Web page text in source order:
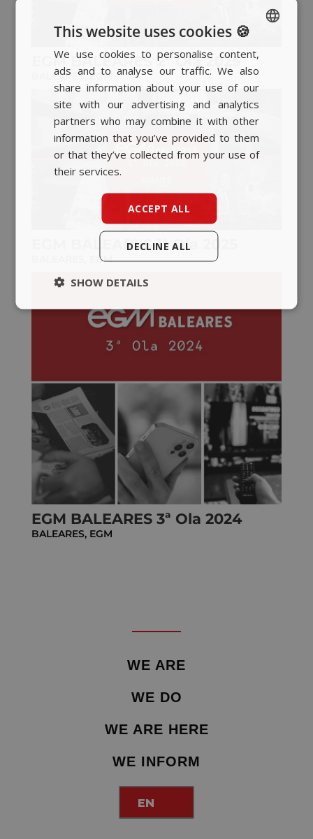
EGM BALEARES 2ª Ola 2025
BALEARES,EGM
EGM BALEARES 1ª Ola 2025
EGM
EGM BALEARES 3ª Ola 2024
BALEARES, EGM
WE ARE
WE DO
WE ARE HERE
WE INFORM
EN
SPANISH
BASQUE
CATALAN
ENGLISH
This website uses cookies 🍪
We use cookies to personalise content,
ads and to analyse our traffic. We also
share information about your use of our
site with our advertising and analytics
partners who may combine it with other
information that you’ve provided to them
or that they’ve collected from your use of
their services.
ACCEPT ALL
DECLINE ALL
SHOW DETAILS